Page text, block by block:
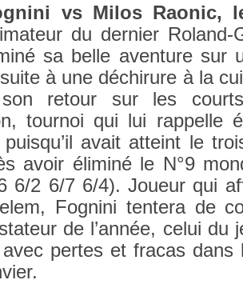
vs Milos Raonic,
du de­rni­er
sa belle aven­ture sur
à une déchirure à la
re­tour sur les
tour­noi qui lui rap­pelle
puis­qu’il avait at­teint le
avoir éliminé le N°9
6/2 6/7 6/4). Joueur qui
Fog­nini ten­tera de
de l’année, celui du
per­tes et fracas dans